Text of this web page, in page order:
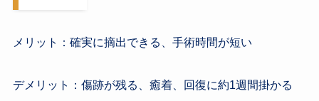
メリット：確実に摘出できる、手術時間が短い
デメリット：傷跡が残る、癒着、回復に約1週間掛かる